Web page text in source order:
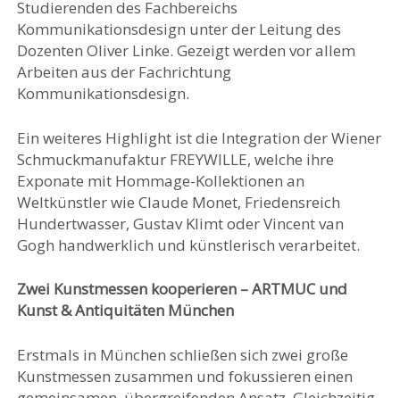
Studierenden des Fachbereichs
Kommunikationsdesign unter der Leitung des
Dozenten Oliver Linke. Gezeigt werden vor allem
Arbeiten aus der Fachrichtung
Kommunikationsdesign.
Ein weiteres Highlight ist die Integration der Wiener
Schmuckmanufaktur FREYWILLE, welche ihre
Exponate mit Hommage-Kollektionen an
Weltkünstler wie Claude Monet, Friedensreich
Hundertwasser, Gustav Klimt oder Vincent van
Gogh handwerklich und künstlerisch verarbeitet.
Zwei Kunstmessen kooperieren – ARTMUC und
Kunst & Antiquitäten München
Erstmals in München schließen sich zwei große
Kunstmessen zusammen und fokussieren einen